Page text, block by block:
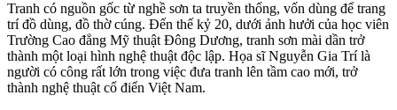
Tranh có nguồn gốc từ nghề sơn ta truyền thống, vốn dùng để trang
trí đồ dùng, đồ thờ cúng. Đến thế kỷ 20, dưới ảnh hưởi của học viên
Trường Cao đẳng Mỹ thuật Đông Dương, tranh sơn mài dần trở
thành một loại hình nghệ thuật độc lập. Họa sĩ Nguyễn Gia Trí là
người có công rất lớn trong việc đưa tranh lên tầm cao mới, trở
thành nghệ thuật cổ điển Việt Nam.